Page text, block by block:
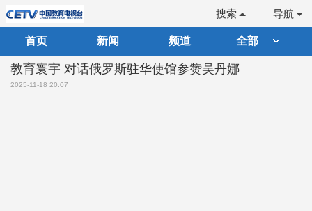
导航
搜索
首页 新闻 频道 全部
教育寰宇 对话俄罗斯驻华使馆参赞吴丹娜
2025-11-18 20:07